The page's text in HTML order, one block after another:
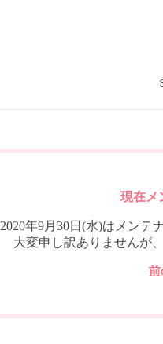
現在メ
2020年9月30日(水)はメンテ
大変申し訳ありませんが
前